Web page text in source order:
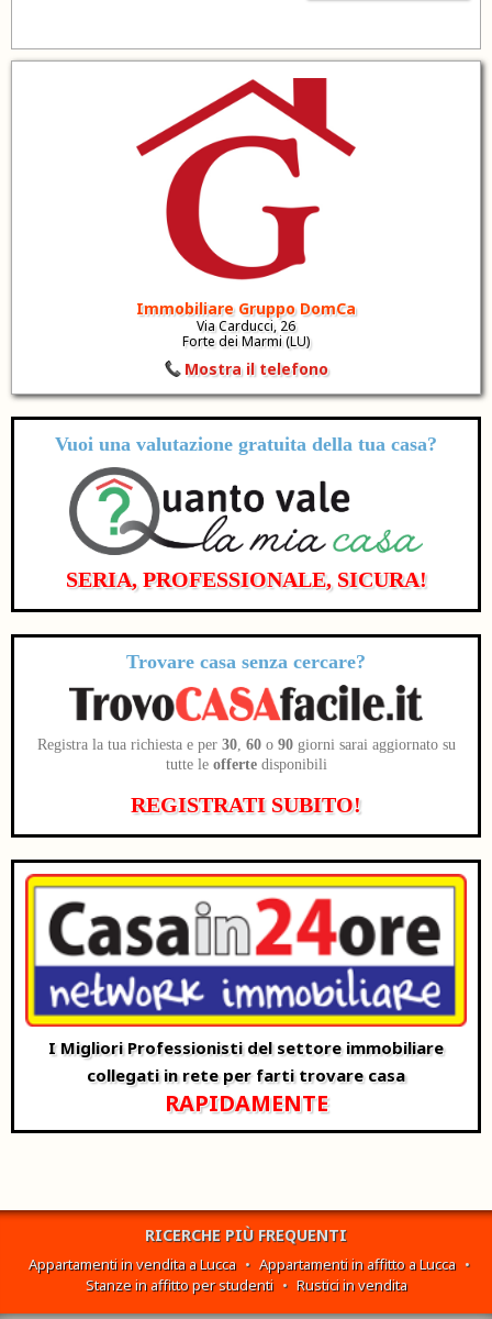
Immobiliare Gruppo DomCa
Via Carducci, 26
Forte dei Marmi (LU)
Mostra il telefono
Vuoi una valutazione gratuita della tua casa?
SERIA, PROFESSIONALE, SICURA!
Trovare casa senza cercare?
Registra la tua richiesta e per 30, 60o 90giorni sarai aggiornato su
tutte le offertedisponibili
REGISTRATI SUBITO!
I Migliori Professionisti del settore immobiliare
collegati in rete per farti trovare casa
RAPIDAMENTE
RICERCHE PIÙ FREQUENTI
Appartamenti in vendita a Lucca • Appartamenti in affitto a Lucca •
Stanze in affitto per studenti • Rustici in vendita